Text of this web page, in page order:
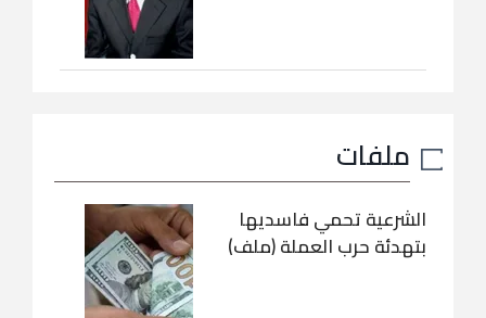
ملفات
الشرعية تحمي فاسديها
بتهدئة حرب العملة (ملف)